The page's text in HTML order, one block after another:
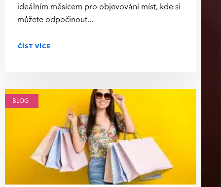
ideálním měsícem pro objevování míst, kde si
můžete odpočinout
ČÍST VÍCE
BLOG